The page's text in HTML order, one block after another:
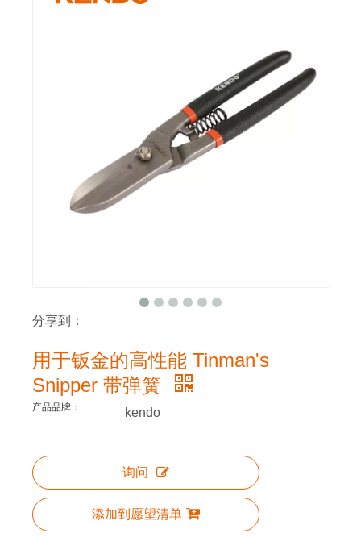
分享到：
用于钣金的高性能 Tinman's
Snipper 带弹簧
产品品牌： kendo
询问
添加到愿望清单